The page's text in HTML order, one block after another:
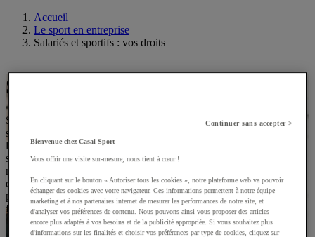
Accueil
Le sport en entreprise
Salariés et sportifs : vos droits
Salariés et sportifs
Seulement 7% des entreprises incitent leurs employés à faire du
sport. Malgré tous les bienfaits prouvés d’une activité sportive sur le
lieu de travail, peu d’entreprises sont équipées ou font profiter leurs
salariés d’avantages pour pratiquer un sport. Ce constat soulève la
nécessité de mieux informer sur les devoirs de l'employeur et les
droits des salariés en matière d’activités sportives. Voici donc un
petit point simplifié pour éclairer cette question essentielle, afin de
favoriser un environnement professionnel plus sain et épanouissant.
Continuer sans accepter >
Bienvenue chez Casal Sport
Vous offrir une visite sur-mesure, nous tient à cœur !
En cliquant sur le bouton « Autoriser tous les cookies », notre plateforme web va pouvoir
échanger des cookies avec votre navigateur. Ces informations permettent à notre équipe
marketing et à nos partenaires internet de mesurer les performances de notre site, et
d'analyser vos préférences de contenu. Nous pouvons ainsi vous proposer des articles
encore plus adaptés à vos besoins et de la publicité appropriée. Si vous souhaitez plus
d'informations sur les finalités et choisir vos préférences par type de cookies, cliquez sur